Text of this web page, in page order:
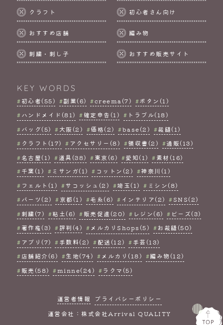
クラフト 初心者さん向け
おすすめ店舗 編み物
刺繍・刺し子 おすすめ販売サイト
KEY WORDS
初心者(55) 副業(6) creema(7)
ボタン(1)
ハンドメイド(81)
確定申告(1)
トラブル(18)
バッグ(5)
大阪(2) 価格(2) base(2)
裁縫(1)
クラフト(17)
アクセサリー(8) 領収書(2)
通販(13)
名古屋(1)
道具(38) 東京(6) 愛知(1)
素材(16)
千葉(1)
ミサンガ(1) コットン(2)
神奈川(1)
フェルト(1)
サコッシュ(2) 埼玉(1)
ミシン(8)
パーツ(2)
京都(1) 毛糸(6) インテリア(2)
SNS(2)
刺繍(7)
粘土(6) 販売促進(20) レジン(6)
ビーズ(3)
著作権(3)
評判(4) メルカリShops(5)
お裁縫(50)
アプリ(7)
手数料(2) 配送(12)
手芸(13)
店舗紹介(6)
生地(74) メルカリ(18)
編み物(12)
販売(58)
minne(24) ラクマ(5)
運営者情報
プライバシーポリシー
運営会社：株式会社Arrival QUALITY